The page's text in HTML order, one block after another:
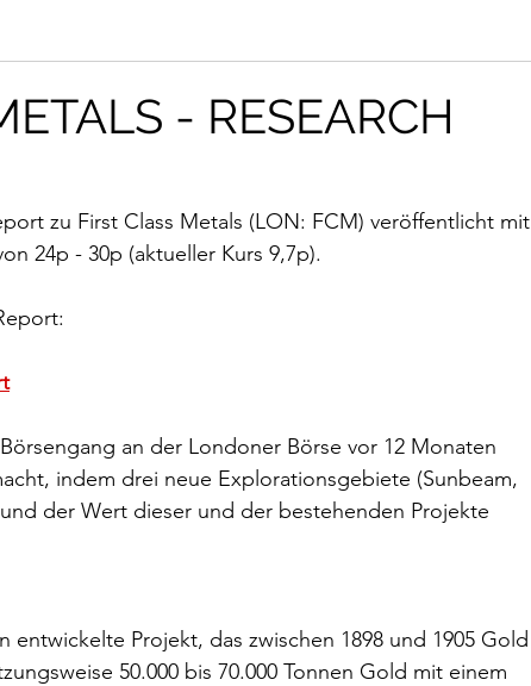
- RESEARCH
zu First Class Metals (LON: FCM) veröffentlicht mit
24p - 30p (aktueller Kurs 9,7p).
an der Londoner Börse vor 12 Monaten
indem drei neue Explorationsgebiete (Sunbeam,
der Wert dieser und der bestehenden Projekte
entwickelte Projekt, das zwischen 1898 und 1905 Gold
50.000 bis 70.000 Tonnen Gold mit einem